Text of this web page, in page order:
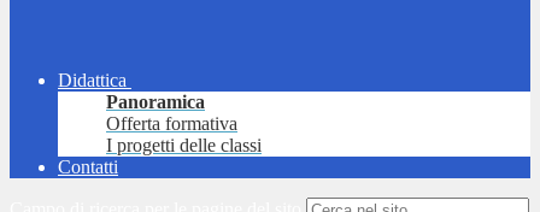
Didattica
Panoramica
Offerta formativa
I progetti delle classi
Contatti